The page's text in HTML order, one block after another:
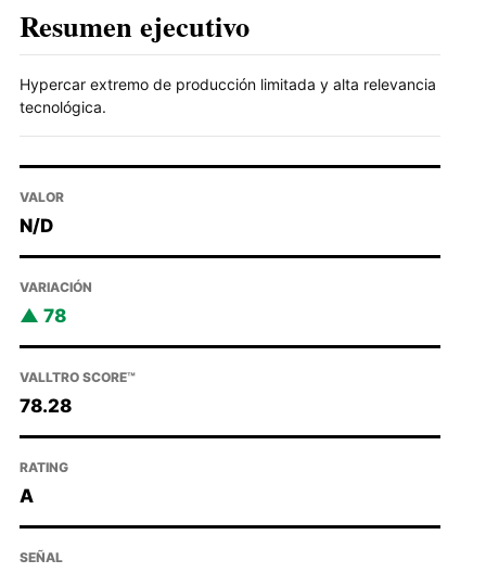
Resumen ejecutivo
Hypercar extremo de producción limitada y alta relevancia
tecnológica.
VALOR
N/D
VARIACIÓN
78
VALLTRO SCORE™
78.28
RATING
A
SEÑAL